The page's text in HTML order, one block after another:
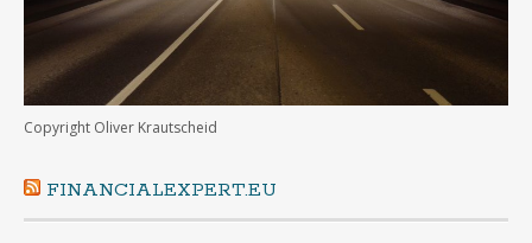
Copyright Oliver Krautscheid
FINANCIALEXPERT.EU